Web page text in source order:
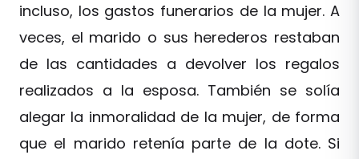
incluso, los gastos funerarios de la mujer. A
veces, el marido o sus herederos restaban
de las cantidades a devolver los regalos
realizados a la esposa. También se solía
alegar la inmoralidad de la mujer, de forma
que el marido retenía parte de la dote. Si